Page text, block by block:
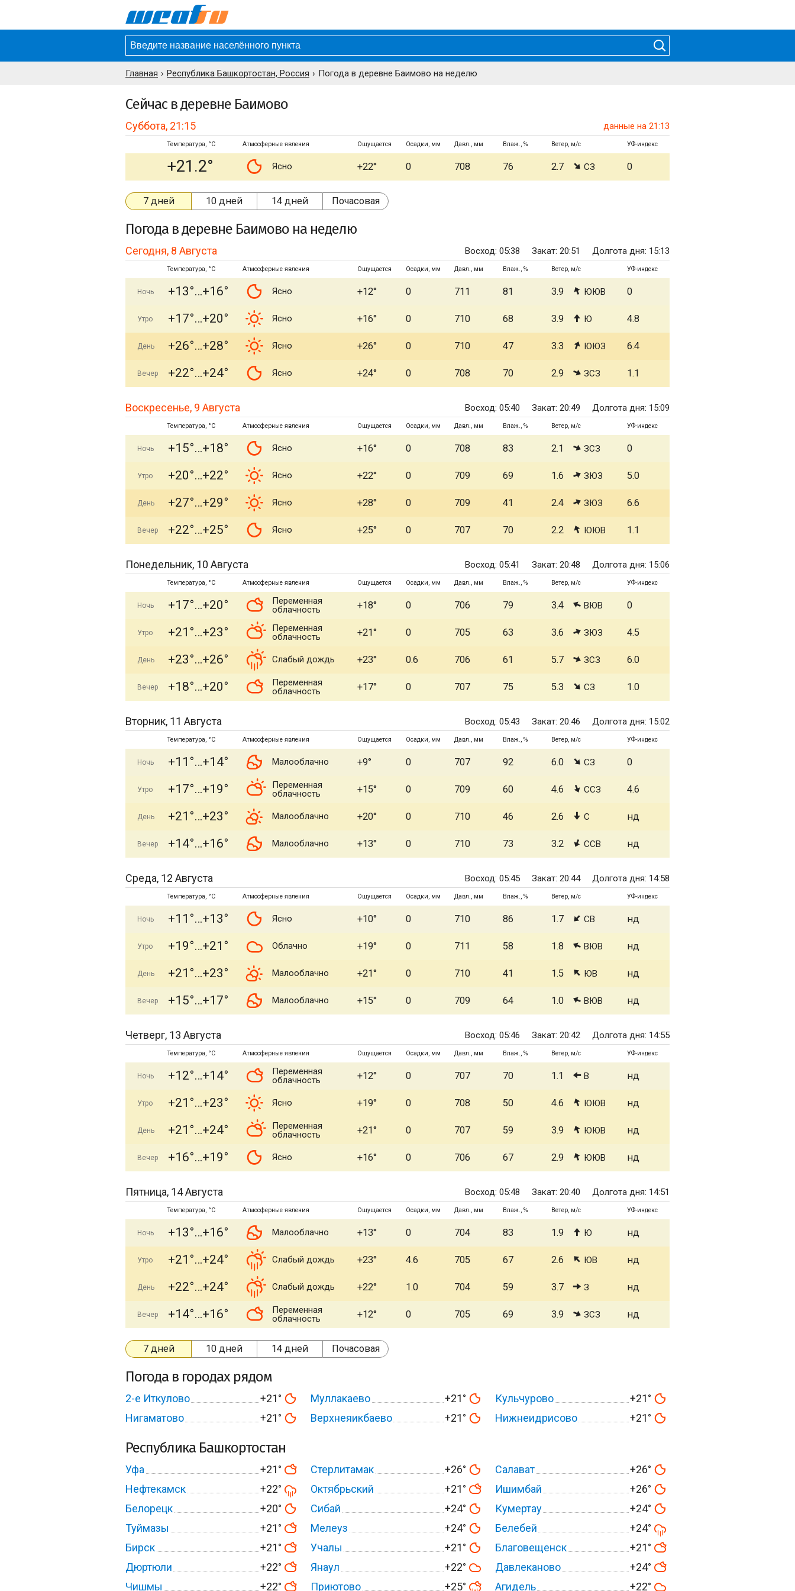
Главная Республика Башкортостан, Россия Погода в деревне Баимово на неделю
Сейчас в деревне Баимово
Суббота, 21:15 данные на 21:13
Температура, °C Атмосферные явления Ощущается Осадки, мм Давл., мм Влаж., % Ветер, м/с УФ-индекс
+21.2° Ясно +22° 0 708 76 2.7 СЗ 0
7 дней 10 дней 14 дней Почасовая
Погода в деревне Баимово на неделю
Сегодня, 8 Августа Восход: 05:38 Закат: 20:51 Долгота дня: 15:13
Температура, °C Атмосферные явления Ощущается Осадки, мм Давл., мм Влаж., % Ветер, м/с УФ-индекс
Ночь +13° +16° Ясно +12° 0 711 81 3.9 ЮЮВ 0
Утро +17° +20° Ясно +16° 0 710 68 3.9 Ю 4.8
День +26° +28° Ясно +26° 0 710 47 3.3 ЮЮЗ 6.4
Вечер +22° +24° Ясно +24° 0 708 70 2.9 ЗСЗ 1.1
Воскресенье, 9 Августа Восход: 05:40 Закат: 20:49 Долгота дня: 15:09
Температура, °C Атмосферные явления Ощущается Осадки, мм Давл., мм Влаж., % Ветер, м/с УФ-индекс
Ночь +15° +18° Ясно +16° 0 708 83 2.1 ЗСЗ 0
Утро +20° +22° Ясно +22° 0 709 69 1.6 ЗЮЗ 5.0
День +27° +29° Ясно +28° 0 709 41 2.4 ЗЮЗ 6.6
Вечер +22° +25° Ясно +25° 0 707 70 2.2 ЮЮВ 1.1
Понедельник, 10 Августа Восход: 05:41 Закат: 20:48 Долгота дня: 15:06
Температура, °C Атмосферные явления Ощущается Осадки, мм Давл., мм Влаж., % Ветер, м/с УФ-индекс
Ночь +17° +20°
Переменная
облачность
+18° 0 706 79 3.4 ВЮВ 0
Утро +21° +23°
Переменная
облачность
+21° 0 705 63 3.6 ЗЮЗ 4.5
День +23° +26° Слабый дождь +23° 0.6 706 61 5.7 ЗСЗ 6.0
Вечер +18° +20°
Переменная
облачность
+17° 0 707 75 5.3 СЗ 1.0
Вторник, 11 Августа Восход: 05:43 Закат: 20:46 Долгота дня: 15:02
Температура, °C Атмосферные явления Ощущается Осадки, мм Давл., мм Влаж., % Ветер, м/с УФ-индекс
Ночь +11° +14° Малооблачно +9° 0 707 92 6.0 СЗ 0
Утро +17° +19°
Переменная
облачность
+15° 0 709 60 4.6 ССЗ 4.6
День +21° +23° Малооблачно +20° 0 710 46 2.6 С нд
Вечер +14° +16° Малооблачно +13° 0 710 73 3.2 ССВ нд
Среда, 12 Августа Восход: 05:45 Закат: 20:44 Долгота дня: 14:58
Температура, °C Атмосферные явления Ощущается Осадки, мм Давл., мм Влаж., % Ветер, м/с УФ-индекс
Ночь +11° +13° Ясно +10° 0 710 86 1.7 СВ нд
Утро +19° +21° Облачно +19° 0 711 58 1.8 ВЮВ нд
День +21° +23° Малооблачно +21° 0 710 41 1.5 ЮВ нд
Вечер +15° +17° Малооблачно +15° 0 709 64 1.0 ВЮВ нд
Четверг, 13 Августа Восход: 05:46 Закат: 20:42 Долгота дня: 14:55
Температура, °C Атмосферные явления Ощущается Осадки, мм Давл., мм Влаж., % Ветер, м/с УФ-индекс
Ночь +12° +14°
Переменная
облачность
+12° 0 707 70 1.1 В нд
Утро +21° +23° Ясно +19° 0 708 50 4.6 ЮЮВ нд
День +21° +24°
Переменная
облачность
+21° 0 707 59 3.9 ЮЮВ нд
Вечер +16° +19° Ясно +16° 0 706 67 2.9 ЮЮВ нд
Пятница, 14 Августа Восход: 05:48 Закат: 20:40 Долгота дня: 14:51
Температура, °C Атмосферные явления Ощущается Осадки, мм Давл., мм Влаж., % Ветер, м/с УФ-индекс
Ночь +13° +16° Малооблачно +13° 0 704 83 1.9 Ю нд
Утро +21° +24° Слабый дождь +23° 4.6 705 67 2.6 ЮВ нд
День +22° +24° Слабый дождь +22° 1.0 704 59 3.7 З нд
Вечер +14° +16°
Переменная
облачность
+12° 0 705 69 3.9 ЗСЗ нд
7 дней 10 дней 14 дней Почасовая
Погода в городах рядом
2-е Иткулово +21° Муллакаево +21° Кульчурово
+21°
Нигаматово
+21° Верхнеяикбаево +21° Нижнеидрисово +21°
Республика Башкортостан
Уфа +21° Стерлитамак +26° Салават
+26°
Нефтекамск
+22° Октябрьский +21° Ишимбай
+26°
Белорецк
+20° Сибай +24° Кумертау
+24°
Туймазы
+21° Мелеуз +24° Белебей
+24°
Бирск
+21° Учалы +21° Благовещенск
+21°
Дюртюли
+22° Янаул +22° Давлеканово
+24°
Чишмы
+22° Приютово +25° Агидель +22°